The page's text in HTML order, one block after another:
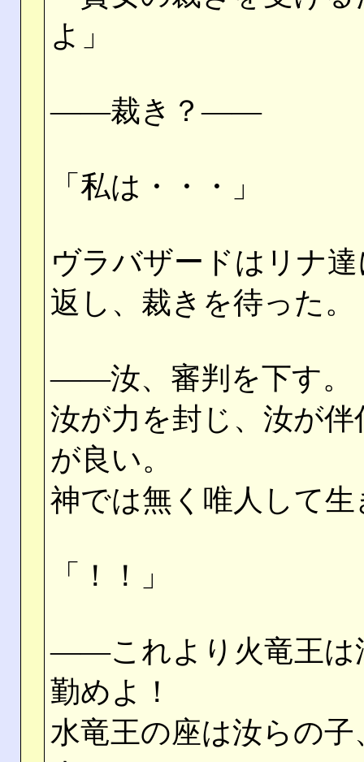
よ」
――裁き？――
「私は・・・」
ヴラバザードはリナ
返し、裁きを待った。
――汝、審判を下す。
汝が力を封じ、汝が
が良い。
神では無く唯人して
「！！」
――これより火竜王は
勤めよ！
水竜王の座は汝らの